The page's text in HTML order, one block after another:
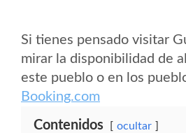
Si tienes pensado visitar
mirar la disponibilidad de
este pueblo o en los
Booking.com
Contenidos ocultar